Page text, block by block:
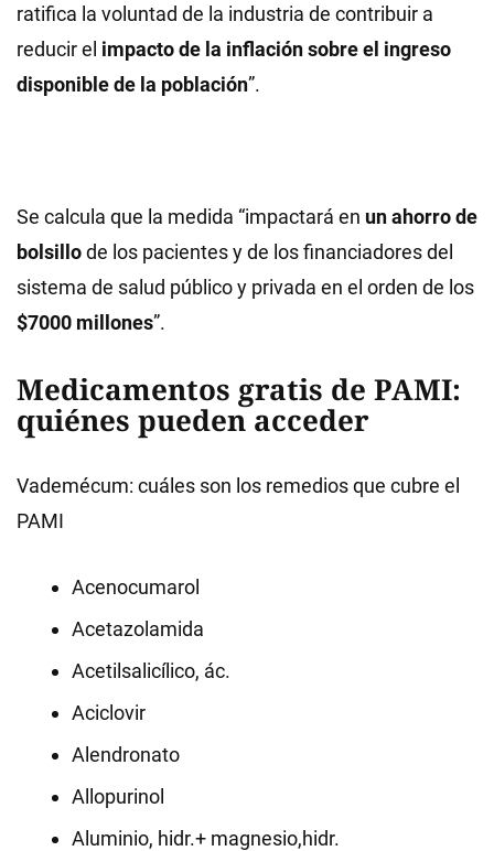
ratifica la voluntad de la industria de contribuir a
reducir el impacto de la inflación sobre el ingreso
disponible de la población”.
Se calcula que la medida “impactará en un ahorro de
bolsillode los pacientes y de los financiadores del
sistema de salud público y privada en el orden de los
$7000 millones”.
Medicamentos gratis de PAMI:
quiénes pueden acceder
Vademécum: cuáles son los remedios que cubre el
PAMI
Acenocumarol
Acetazolamida
Acetilsalicílico, ác.
Aciclovir
Alendronato
Allopurinol
Aluminio, hidr.+ magnesio,hidr.